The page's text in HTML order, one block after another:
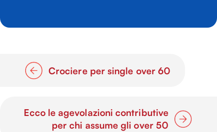
Crociere per single over 60
Ecco le agevolazioni contributive
per chi assume gli over 50